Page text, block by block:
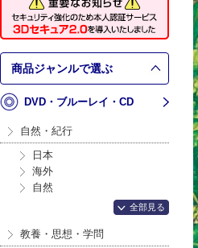
商品ジャンルで選ぶ
DVD・ブルーレイ・CD
自然・紀行
日本
海外
自然
全部見る
教養・思想・学問